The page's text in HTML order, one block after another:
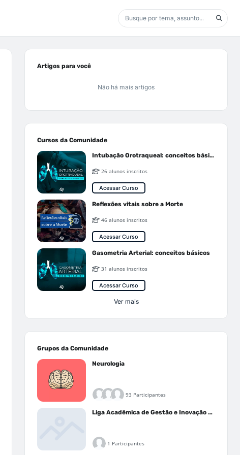
Artigos para você
Não há mais artigos
Cursos da Comunidade
Intubação Orotraqueal: conceitos básicos
26 alunos inscritos
Acessar Curso
Reflexões vitais sobre a Morte
46 alunos inscritos
Acessar Curso
Gasometria Arterial: conceitos básicos
31 alunos inscritos
Acessar Curso
Ver mais
Grupos da Comunidade
Neurologia
93 Participantes
Liga Acadêmica de Gestão e Inovação Médica - LAGIM
1 Participantes